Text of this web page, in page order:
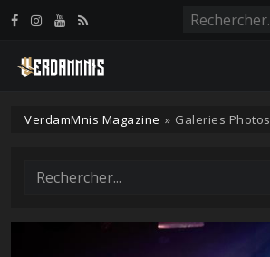
VerdamMnis Magazine » Galeries Photos
Panneau de gestion des cookies